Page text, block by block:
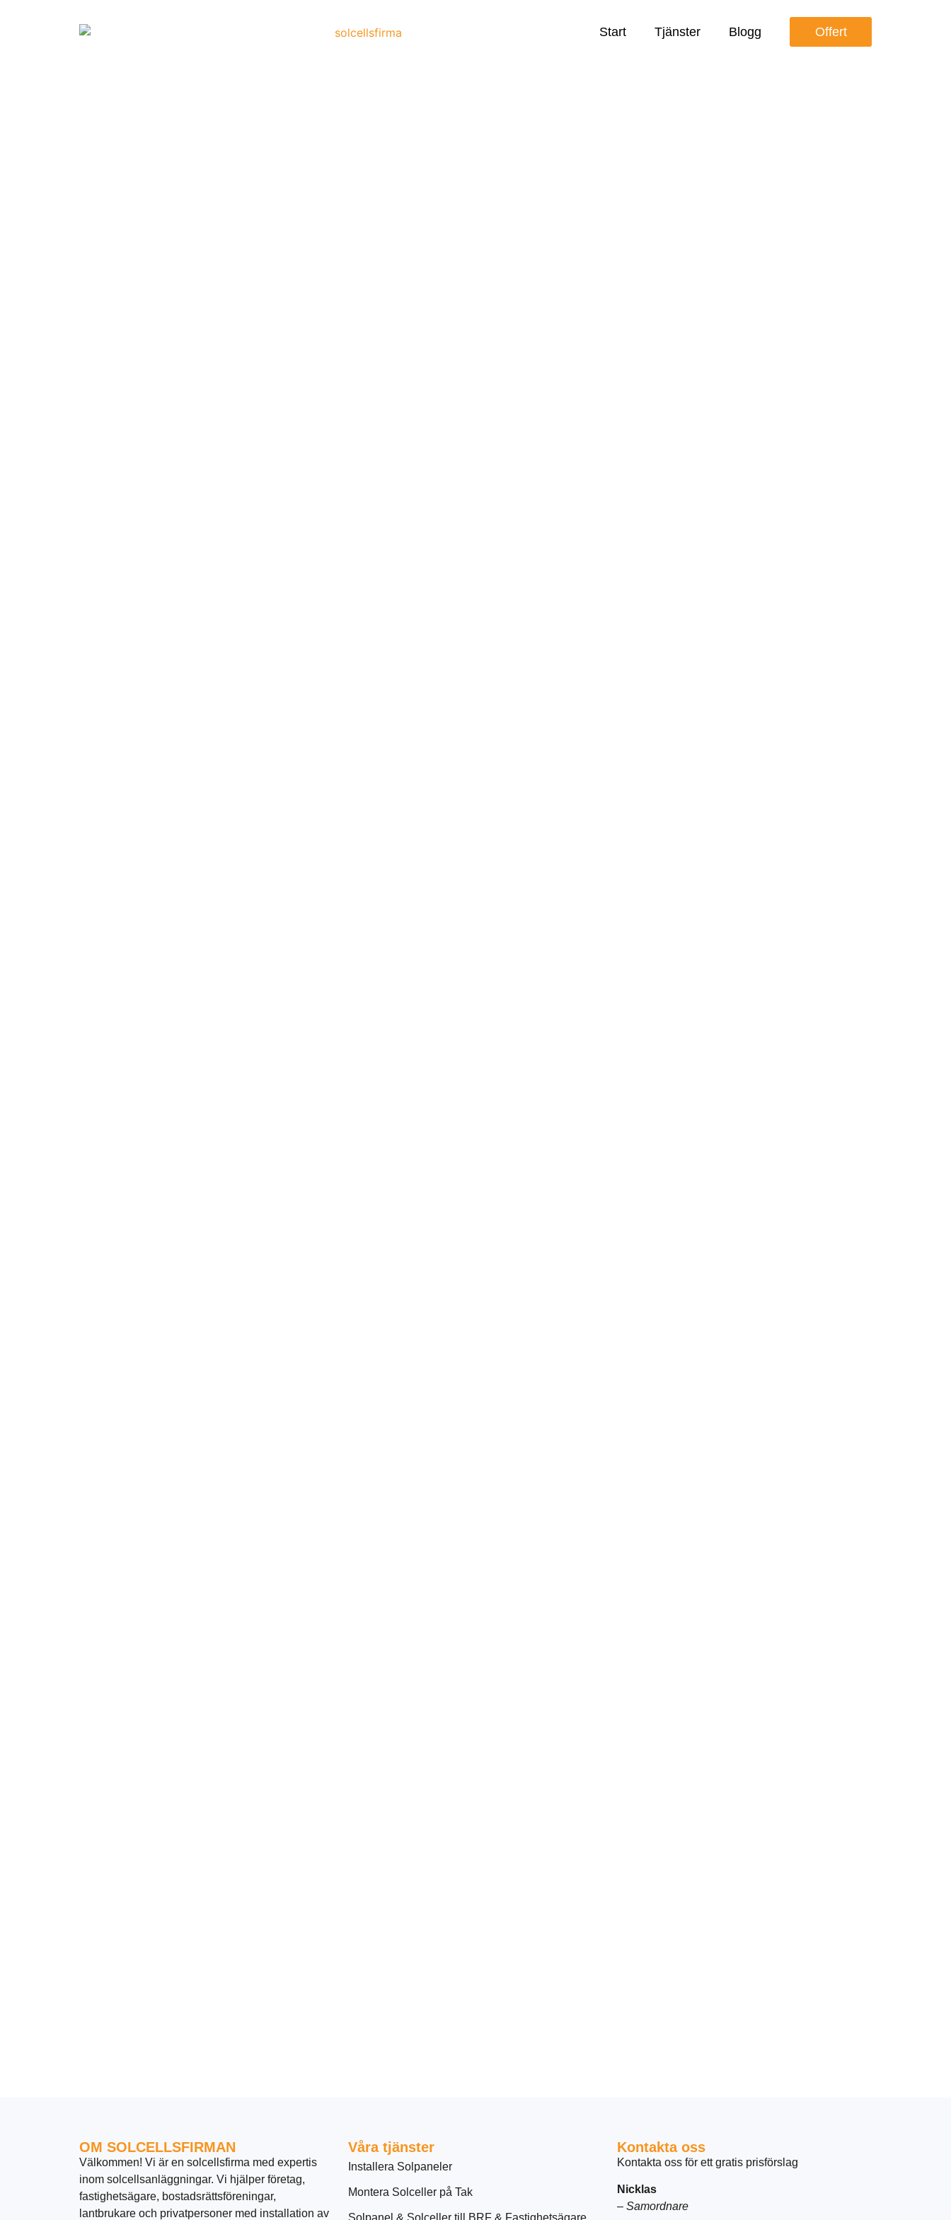
Start Tjänster Blogg Offert
OM SOLCELLSFIRMAN
Välkommen! Vi är en solcellsfirma med expertis
inom solcellsanläggningar. Vi hjälper företag,
fastighetsägare, bostadsrättsföreningar,
lantbrukare och privatpersoner med installation av
Våra tjänster
Installera Solpaneler
Montera Solceller på Tak
Solpanel & Solceller till BRF & Fastighetsägare
Kontakta oss
Kontakta oss för ett gratis prisförslag
Nicklas
– Samordnare